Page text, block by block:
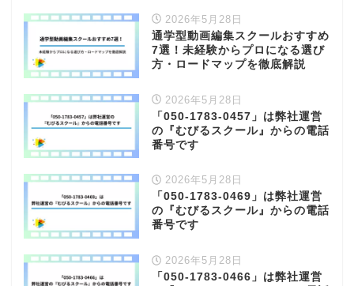
2026年5月28日
通学型動画編集スクールおすすめ
7選！未経験からプロになる選び
方・ロードマップを徹底解説
2026年5月28日
「050-1783-0457」は弊社運営
の『むびるスクール』からの電話
番号です
2026年5月28日
「050-1783-0469」は弊社運営
の『むびるスクール』からの電話
番号です
2026年5月28日
「050-1783-0466」は弊社運営